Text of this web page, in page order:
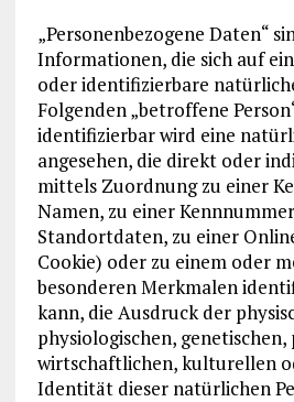
„Personenbezogene Daten“
Informationen, die sich auf
oder identifizierbare
Folgenden „betroffene
identifizierbar wird eine
angesehen, die direkt oder
mittels Zuordnung zu einer
Namen, zu einer
Standortdaten, zu einer
Cookie) oder zu einem oder
besonderen Merkmalen
kann, die Ausdruck der
physiologischen, genetischen,
wirtschaftlichen, kulturellen
Identität dieser natürlichen